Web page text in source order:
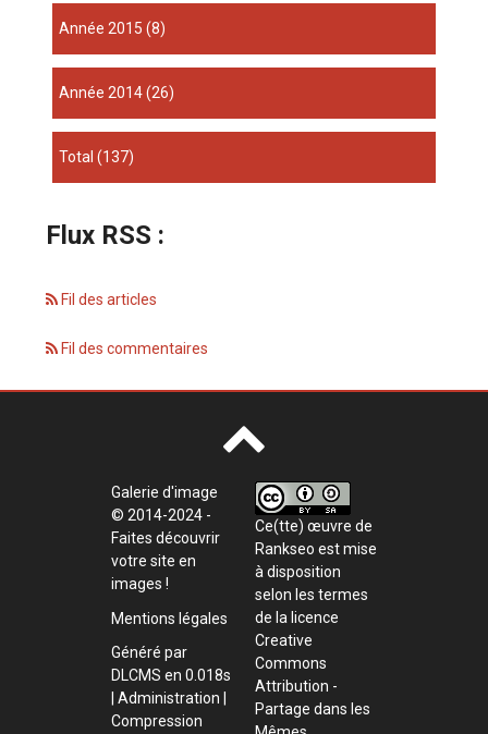
année 2015 (8)
année 2014(26)
total(137)
Flux RSS :
Fil des articles
Fil des commentaires
Galerie d'image
© 2014-2024 -
Faites découvrir
votre site en
images !
Mentions légales
Généré par
DLCMS en 0.018s
Administration
Compression
Ce(tte) œuvre de
Rankseo est mise
à disposition
selon les termes
de la licence
Creative
Commons
Attribution -
Partage dans les